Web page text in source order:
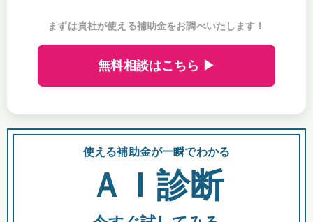
まずは貴社が使える補助金をお調べいたします！
無料相談はこちら ▶
使える補助金が一瞬でわかる
ＡＩ診断